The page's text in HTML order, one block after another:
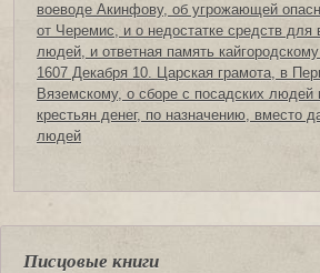
воеводе Акинфову, об угрожающей
от Черемис, и о недостатке средств для
людей, и ответная память
1607 Декабря 10. Царская грамота, в
Вяземскому, о сборе с посадских людей
крестьян денег, по назначению, вместо
людей
Писцовые книги